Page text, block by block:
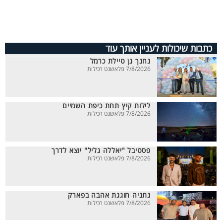
כתבות שיכולות לעניין אותך עוד
נחנך גן טיילת כרמל
7/8/2026 פלאשנט רכילות
לילות קיץ תחת כיפת השמיים
7/8/2026 פלאשנט רכילות
פסטיבל "יאללה גליל" יוצא לדרך
7/8/2026 פלאשנט רכילות
נתניה חוגגת אהבה בפארק
7/8/2026 פלאשנט רכילות